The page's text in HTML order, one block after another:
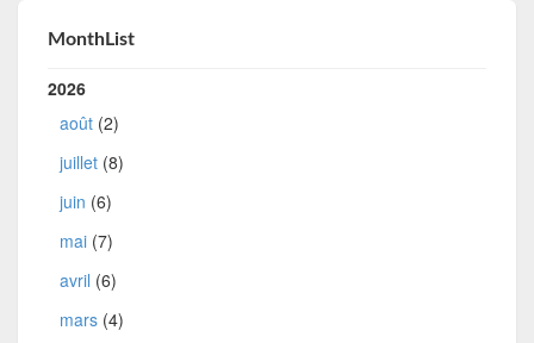
MonthList
2026
août (2)
juillet (8)
juin (6)
mai (7)
avril (6)
mars (4)